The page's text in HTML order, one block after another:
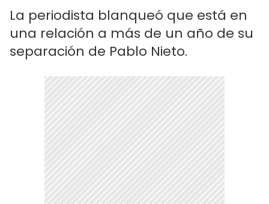
La periodista blanqueó que está en
una relación a más de un año de su
separación de Pablo Nieto.